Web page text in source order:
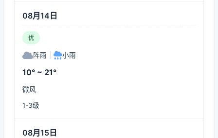
08月14日
优
阵雨 小雨
10° ~ 21°
微风
1-3级
08月15日